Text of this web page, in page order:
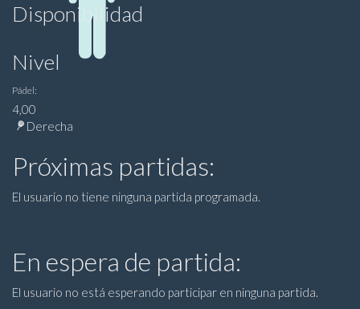
Disponibilidad
Nivel
Pádel:
4,00
Derecha
Próximas partidas:
El usuario no tiene ninguna partida programada.
En espera de partida:
El usuario no está esperando participar en ninguna partida.